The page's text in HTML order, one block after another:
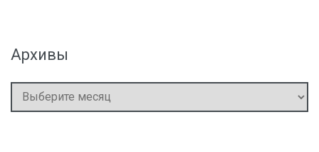
Архивы
Архивы